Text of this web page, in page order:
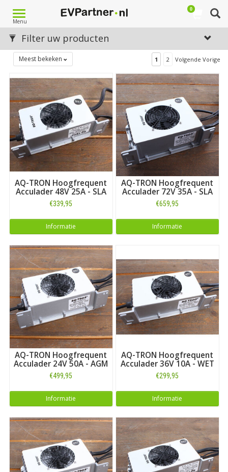
Toggle
navigation
Menu
0
Filter uw producten
Meest bekeken 1 2 Volgende Vorige
AQ-TRON Hoogfrequent
Acculader 48V 25A - SLA
€339,95
Informatie
AQ-TRON Hoogfrequent
Acculader 72V 35A - SLA
€659,95
Informatie
AQ-TRON Hoogfrequent
Acculader 24V 50A - AGM
€499,95
Informatie
AQ-TRON Hoogfrequent
Acculader 36V 10A - WET
€299,95
Informatie